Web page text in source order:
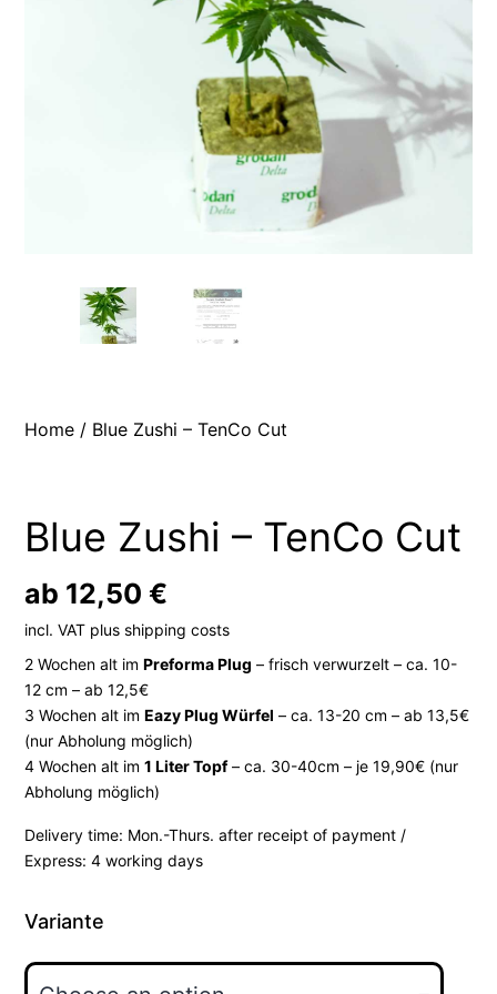
Home / Blue Zushi – TenCo Cut
Blue Zushi – TenCo Cut
ab 12,50€
incl. VAT plusshipping costs
2 Wochen alt imPreforma Plug – frisch verwurzelt – ca. 10-
12 cm – ab 12,5€
3 Wochen alt imEazy Plug Würfel – ca. 13-20 cm – ab 13,5€
(nur Abholung möglich)
4 Wochen alt im1 Liter Topf– ca. 30-40cm – je 19,90€ (nur
Abholung möglich)
Delivery time: Mon.-Thurs. after receipt of payment /
Express: 4 working days
Variante